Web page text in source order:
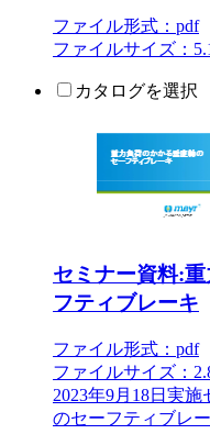
ファイル形式：pdf
ファイルサイズ：
カタログを選択
セミナー資料:
フティブレーキ
ファイル形式：pdf
ファイルサイズ：
2023年9月18日実
のセーフティブレ